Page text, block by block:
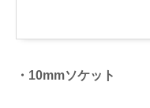
・10mmソケット